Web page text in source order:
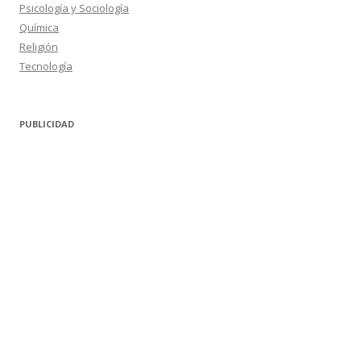
Psicología y Sociología
Química
Religión
Tecnología
PUBLICIDAD